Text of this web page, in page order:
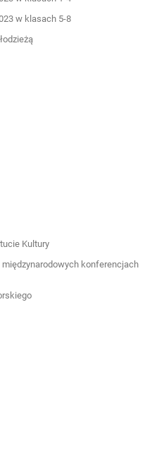
w klasach 5-8
Kultury
międzynarodowych konferencjach